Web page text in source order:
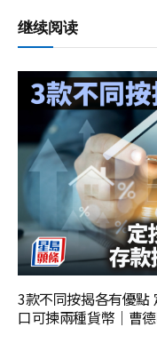
继续阅读
3款不同按揭各有優點
口可揀兩種貨幣｜曹